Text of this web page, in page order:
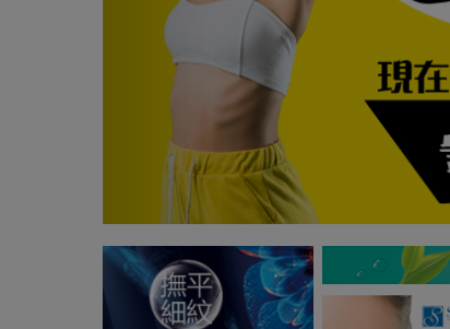
Previous Next